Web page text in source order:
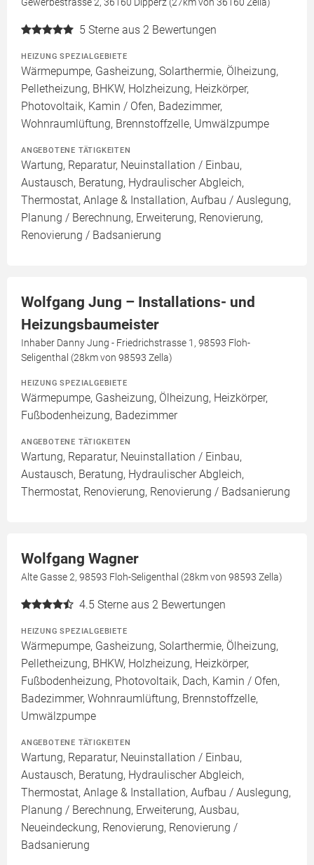
5 Sterne aus 2 Bewertungen
HEIZUNG SPEZIALGEBIETE
Wärmepumpe, Gasheizung, Solarthermie, Ölheizung,
Pelletheizung, BHKW, Holzheizung, Heizkörper,
Photovoltaik, Kamin / Ofen, Badezimmer,
Wohnraumlüftung, Brennstoffzelle, Umwälzpumpe
ANGEBOTENE TÄTIGKEITEN
Wartung, Reparatur, Neuinstallation / Einbau,
Austausch, Beratung, Hydraulischer Abgleich,
Thermostat, Anlage & Installation, Aufbau / Auslegung,
Planung / Berechnung, Erweiterung, Renovierung,
Renovierung / Badsanierung
Wolfgang Jung – Installations- und
Heizungsbaumeister
Inhaber Danny Jung - Friedrichstrasse 1, 98593 Floh-
Seligenthal (28km von 98593 Zella)
HEIZUNG SPEZIALGEBIETE
Wärmepumpe, Gasheizung, Ölheizung, Heizkörper,
Fußbodenheizung, Badezimmer
ANGEBOTENE TÄTIGKEITEN
Wartung, Reparatur, Neuinstallation / Einbau,
Austausch, Beratung, Hydraulischer Abgleich,
Thermostat, Renovierung, Renovierung / Badsanierung
Wolfgang Wagner
Alte Gasse 2, 98593 Floh-Seligenthal (28km von 98593 Zella)
4.5 Sterne aus 2 Bewertungen
HEIZUNG SPEZIALGEBIETE
Wärmepumpe, Gasheizung, Solarthermie, Ölheizung,
Pelletheizung, BHKW, Holzheizung, Heizkörper,
Fußbodenheizung, Photovoltaik, Dach, Kamin / Ofen,
Badezimmer, Wohnraumlüftung, Brennstoffzelle,
Umwälzpumpe
ANGEBOTENE TÄTIGKEITEN
Wartung, Reparatur, Neuinstallation / Einbau,
Austausch, Beratung, Hydraulischer Abgleich,
Thermostat, Anlage & Installation, Aufbau / Auslegung,
Planung / Berechnung, Erweiterung, Ausbau,
Neueindeckung, Renovierung, Renovierung /
Badsanierung